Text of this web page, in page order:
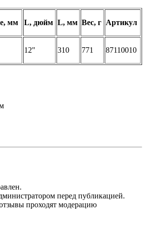
мм L, дюйм L, мм Вес, г Артикул
12" 310 771 87110010
перед публикацией.
проходят модерацию